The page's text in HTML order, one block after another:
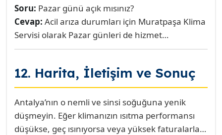
uygun gaz takviyesi ek ücrete tabidir. Ancak
standart yıllık bakım kapsamında cihazın gaz
seviyesini kontrol etmek ve az miktarda eksik
Soru: Pazar günü açık mısınız?
Cevap: Acil arıza durumları için Muratpaşa Klima
Servisi olarak Pazar günleri de hizmet
vermekteyiz. Yoğunluk durumunu öğrenmek ve
geçebilirsiniz.
12. Harita, İletişim ve Sonuç
Antalya’nın o nemli ve sinsi soğuğuna yenik
düşmeyin. Eğer klimanızın ısıtma performansı
düşükse, geç ısınıyorsa veya yüksek faturalarla